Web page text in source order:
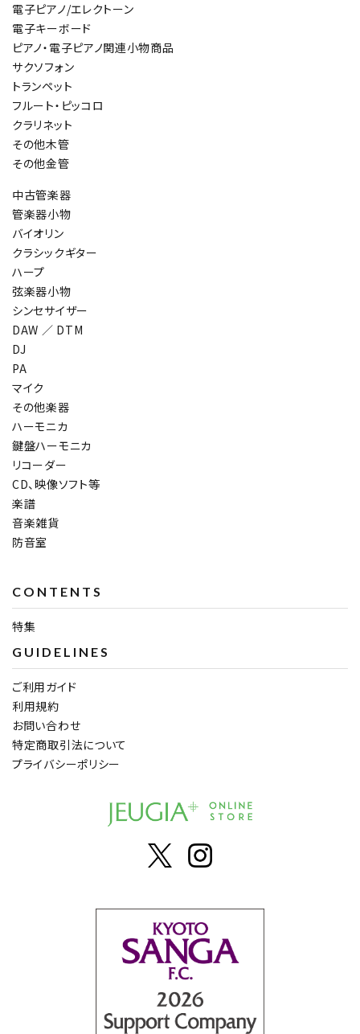
電子ピアノ/エレクトーン
電子キーボード
ピアノ・電子ピアノ関連小物商品
サクソフォン
トランペット
フルート・ピッコロ
クラリネット
その他木管
その他金管
中古管楽器
管楽器小物
バイオリン
クラシックギター
ハープ
弦楽器小物
シンセサイザー
DAW ／ DTM
DJ
PA
マイク
その他楽器
ハーモニカ
鍵盤ハーモニカ
リコーダー
CD、映像ソフト等
楽譜
音楽雑貨
防音室
CONTENTS
特集
GUIDELINES
ご利用ガイド
利用規約
お問い合わせ
特定商取引法について
プライバシーポリシー